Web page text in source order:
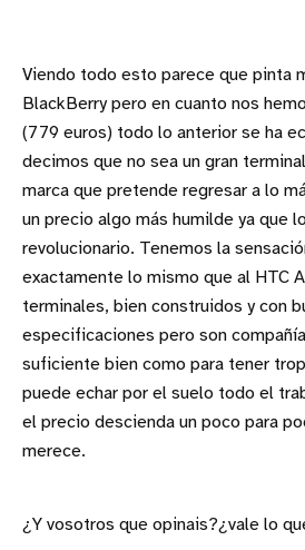
Viendo todo esto parece que pinta
BlackBerry pero en cuanto nos
(779 euros) todo lo anterior se ha
decimos que no sea un gran
marca que pretende regresar a lo
un precio algo más humilde ya que
revolucionario. Tenemos la
exactamente lo mismo que al HTC
terminales, bien construidos y con
especificaciones pero son
suficiente bien como para tener
puede echar por el suelo todo el
el precio descienda un poco para
merece.
¿Y vosotros que opinais?¿vale lo